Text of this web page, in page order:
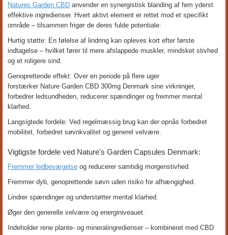
Natures Garden CBD anvender en synergistisk blanding af fem yderst
effektive ingredienser. Hvert aktivt element er rettet mod et specifikt
område – tilsammen frigør de deres fulde potentiale:
Hurtig støtte: En følelse af lindring kan opleves kort efter første
indtagelse – hvilket fører til mere afslappede muskler, mindsket stivhed
og et roligere sind.
Genoprettende effekt: Over en periode på flere uger
forstærker Nature Garden CBD 300mg Denmark sine virkninger,
forbedrer ledsundheden, reducerer spændinger og fremmer mental
klarhed.
Langsigtede fordele: Ved regelmæssig brug kan der opnås forbedret
mobilitet, forbedret søvnkvalitet og generel velvære.
Vigtigste fordele ved Nature's Garden Capsules Denmark:
Fremmer ledbevægelse og reducerer samtidig morgenstivhed.
Fremmer dyb, genoprettende søvn uden risiko for afhængighed.
Lindrer spændinger og understøtter mental klarhed.
Øger den generelle velvære og energiniveauet.
Indeholder rene plante- og mineralingredienser – kombineret med CBD